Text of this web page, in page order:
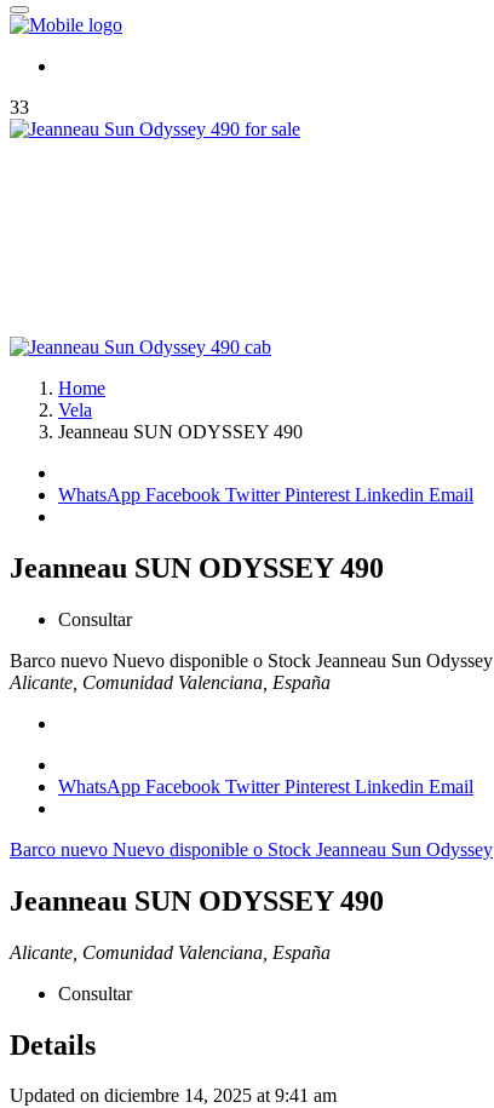
33
Home
Vela
Jeanneau SUN ODYSSEY 490
WhatsApp Facebook TwitterPinterest Linkedin Email
Jeanneau SUN ODYSSEY 490
Consultar
Barco nuevo Nuevo disponible o Stock Jeanneau Sun Odyssey
Alicante, Comunidad Valenciana, España
WhatsApp Facebook TwitterPinterest Linkedin Email
Barco nuevo Nuevo disponible o Stock Jeanneau Sun Odyssey
Jeanneau SUN ODYSSEY 490
Alicante, Comunidad Valenciana, España
Consultar
Details
Updated on diciembre 14, 2025 at 9:41 am